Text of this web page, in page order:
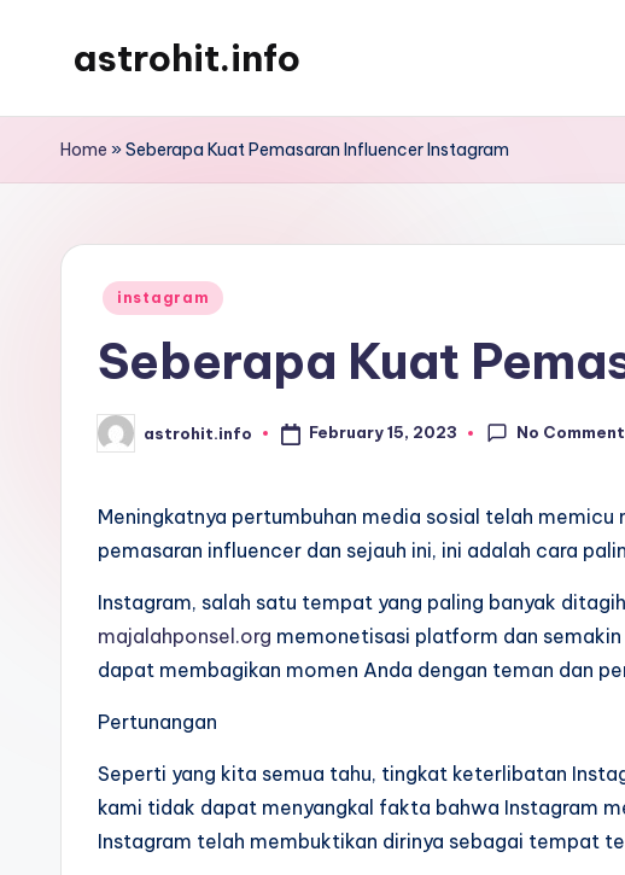
astrohit.info
Tepat
Home »Seberapa Kuat Pemasaran Influencer Instagram
Posted
instagram
Seberapa Kuat
Posted
by
astrohit.info February 15, 2023 No
Meningkatnya pertumbuhan media sosial telah
pemasaran influencer dan sejauh ini, ini adalah cara
Instagram, salah satu tempat yang paling banyak
majalahponsel.org memonetisasi platform dan
dapat membagikan momen Anda dengan teman dan
Pertunangan
Seperti yang kita semua tahu, tingkat keterlibatan
kami tidak dapat menyangkal fakta bahwa Instagram
Instagram telah membuktikan dirinya sebagai tempat